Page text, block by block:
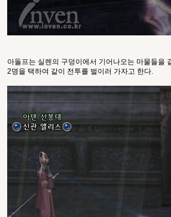
아돌프는 실렌의 구덩이에서 기어나오는 마물들을
2명을 택하여 같이 전투를 벌이러 가자고 한다.